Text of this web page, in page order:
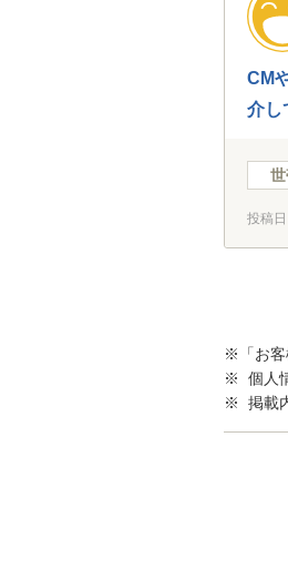
CM
介し
投稿日
※「お客
※ 個人
※ 掲載